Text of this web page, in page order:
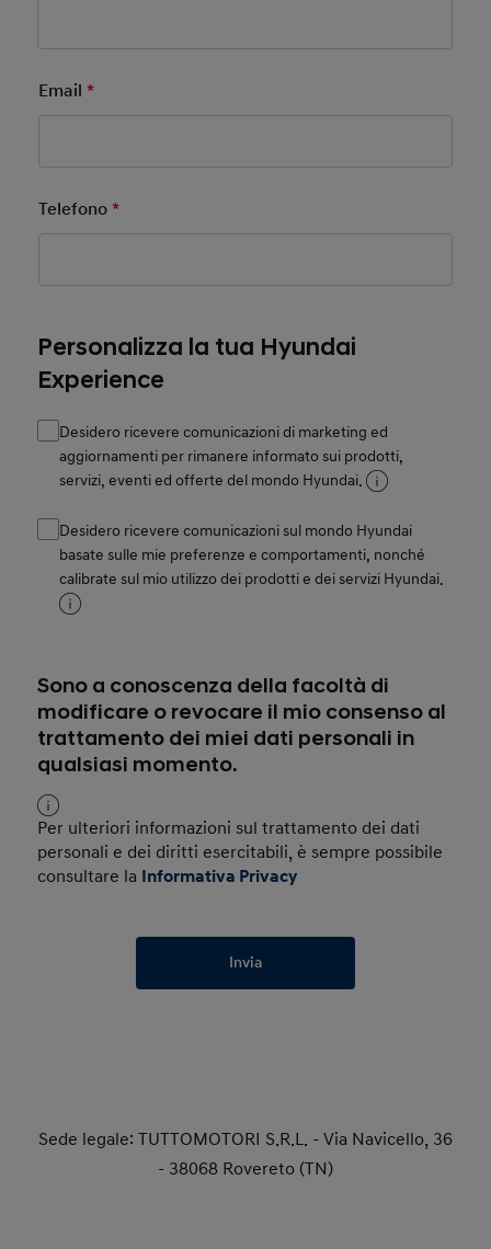
Email *Mandatory Field
Telefono *Mandatory Field
Personalizza la tua Hyundai
Experience
Desidero ricevere comunicazioni di marketing ed
aggiornamenti per rimanere informato sui prodotti,
servizi, eventi ed offerte del mondo Hyundai.
Desidero ricevere comunicazioni sul mondo Hyundai
basate sulle mie preferenze e comportamenti, nonché
calibrate sul mio utilizzo dei prodotti e dei servizi Hyundai.
Sono a conoscenza della facoltà di
modificare o revocare il mio consenso al
trattamento dei miei dati personali in
qualsiasi momento.
Per ulteriori informazioni sul trattamento dei dati
personali e dei diritti esercitabili, è sempre possibile
consultare la Informativa Privacy
Invia
Sede legale: TUTTOMOTORI S.R.L. - Via Navicello, 36
- 38068 Rovereto (TN)